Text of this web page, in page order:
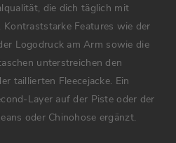
die dich täglich mit
Features wie der
Logodruck am Arm sowie die
unterstreichen den
taillierten Fleecejacke. Ein
Layer auf der Piste oder der
oder Chinohose ergänzt.